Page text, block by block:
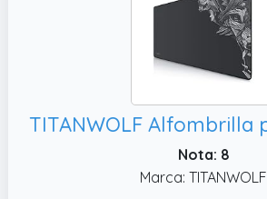
Nota: 8
Marca: TITANWOLF